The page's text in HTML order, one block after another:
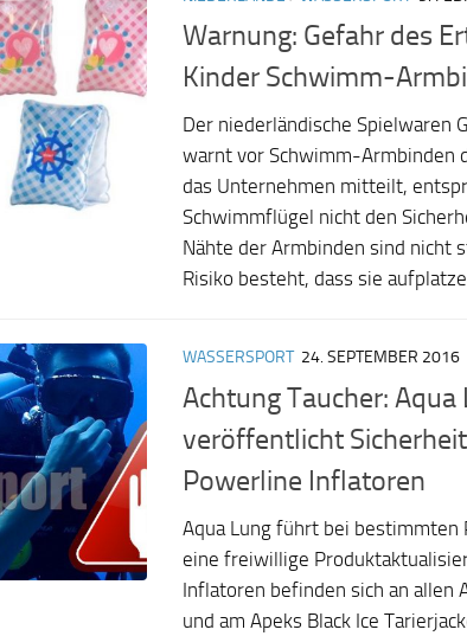
Warnung: Gefahr des
Kinder Schwimm-
Der niederländische Spielwaren
warnt vor Schwimm-Armbinden
das Unternehmen mitteilt,
Schwimmflügel nicht den
Nähte der Armbinden sind nicht
Risiko besteht, dass sie
WASSERSPORT 24. SEPTEMBER 2016
Achtung Taucher: Aqua
veröffentlicht
Powerline Inflatoren
Aqua Lung führt bei bestimmten
eine freiwillige
Inflatoren befinden sich an allen
und am Apeks Black Ice